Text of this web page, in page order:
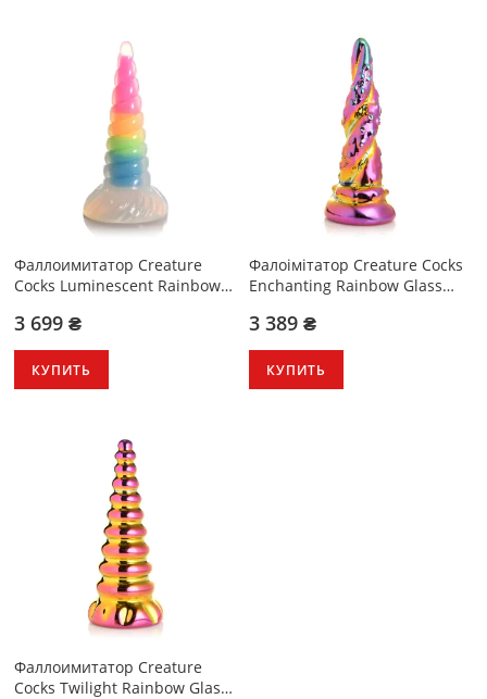
Фаллоимитатор Creature
Cocks Luminescent Rainbow
3 699 ₴
КУПИТЬ
Фалоімітатор Creature Cocks
Enchanting Rainbow Glass
3 389 ₴
КУПИТЬ
Фаллоимитатор Creature
Cocks Twilight Rainbow Glass